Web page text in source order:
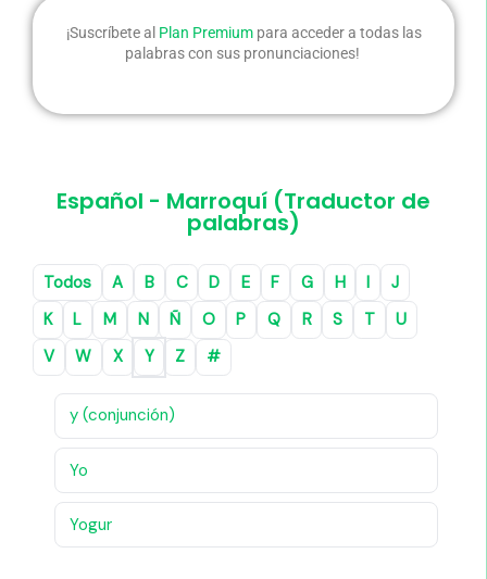
¡Suscríbete al Plan Premiumpara acceder a todas las
palabras con sus pronunciaciones! ​
Español - Marroquí (Traductor de
palabras)
Todos A B C D E F G H I
J
K
L M N Ñ O P Q R S T
U
V
W X Y Z #
y (conjunción)
Yo
Yogur